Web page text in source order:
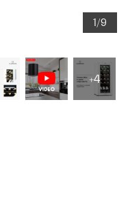
1/9
+4